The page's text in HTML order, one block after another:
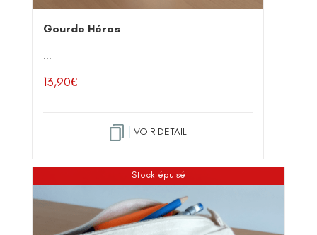
Gourde Héros
...
13,90€
VOIR DETAIL
Stock épuisé